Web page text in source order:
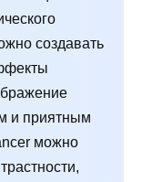
создавать
и приятным
можно